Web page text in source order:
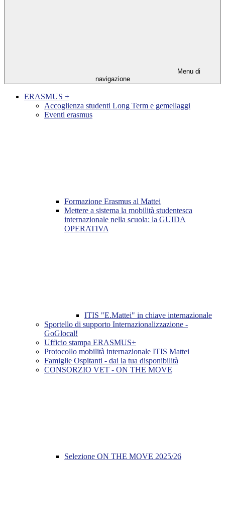
Menu di
navigazione
ERASMUS +
Accoglienza studenti Long Term e gemellaggi
Eventi erasmus
Formazione Erasmus al Mattei
Mettere a sistema la mobilità studentesca
internazionale nella scuola: la GUIDA
OPERATIVA
ITIS "E.Mattei" in chiave internazionale
Sportello di supporto Internazionalizzazione -
GoGlocal!
Ufficio stampa ERASMUS+
Protocollo mobilità internazionale ITIS Mattei
Famiglie Ospitanti - dai la tua disponibilità
CONSORZIO VET - ON THE MOVE
Selezione ON THE MOVE 2025/26